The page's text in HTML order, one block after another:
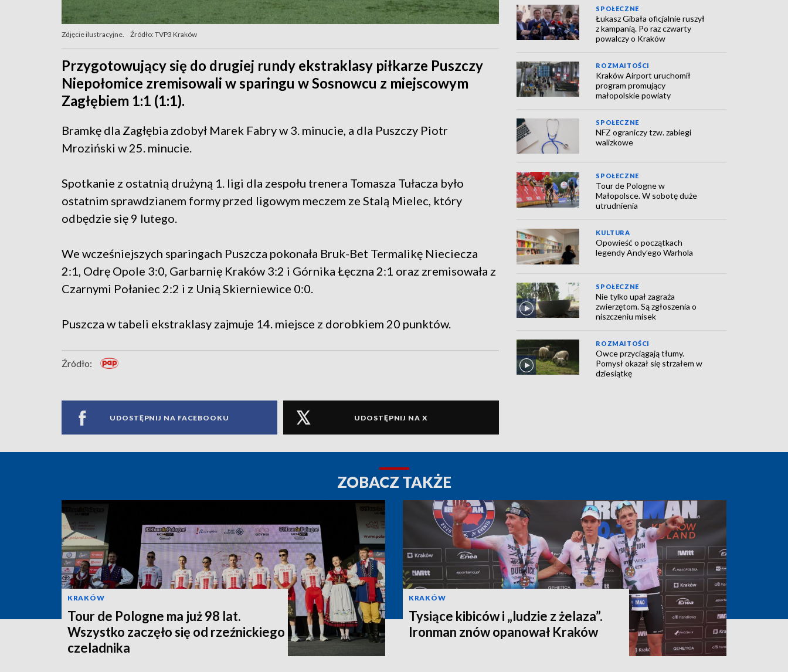
Zdjęcie ilustracyjne. Źródło: TVP3 Kraków
Przygotowujący się do drugiej rundy ekstraklasy piłkarze Puszczy
Niepołomice zremisowali w sparingu w Sosnowcu z miejscowym
Zagłębiem 1:1 (1:1).
Bramkę dla Zagłębia zdobył Marek Fabry w 3. minucie, a dla Puszczy Piotr
Mroziński w 25. minucie.
Spotkanie z ostatnią drużyną 1. ligi dla zespołu trenera Tomasza Tułacza było
ostatnim sprawdzianem formy przed ligowym meczem ze Stalą Mielec, który
odbędzie się 9 lutego.
We wcześniejszych sparingach Puszcza pokonała Bruk-Bet Termalikę Nieciecza
2:1, Odrę Opole 3:0, Garbarnię Kraków 3:2 i Górnika Łęczna 2:1 oraz zremisowała z
Czarnymi Połaniec 2:2 i z Unią Skierniewice 0:0.
Puszcza w tabeli ekstraklasy zajmuje 14. miejsce z dorobkiem 20 punktów.
Źródło:
UDOSTĘPNIJ NA FACEBOOKU UDOSTĘPNIJ NA X
SPOŁECZNE
Łukasz Gibała oficjalnie ruszył
z kampanią. Po raz czwarty
powalczy o Kraków
ROZMAITOŚCI
Kraków Airport uruchomił
program promujący
małopolskie powiaty
SPOŁECZNE
NFZ ograniczy tzw. zabiegi
walizkowe
SPOŁECZNE
Tour de Pologne w
Małopolsce. W sobotę duże
utrudnienia
KULTURA
Opowieść o początkach
legendy Andy’ego Warhola
SPOŁECZNE
Nie tylko upał zagraża
zwierzętom. Są zgłoszenia o
niszczeniu misek
ROZMAITOŚCI
Owce przyciągają tłumy.
Pomysł okazał się strzałem w
dziesiątkę
ZOBACZ TAKŻE
KRAKÓW
Tour de Pologne ma już 98 lat.
Wszystko zaczęło się od rzeźnickiego
czeladnika
KRAKÓW
Tysiące kibiców i „ludzie z żelaza”.
Ironman znów opanował Kraków